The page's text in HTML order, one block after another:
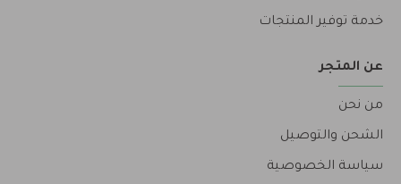
خدمة توفير المنتجات
عن المتجر
من نحن
الشحن والتوصيل
سياسة الخصوصية